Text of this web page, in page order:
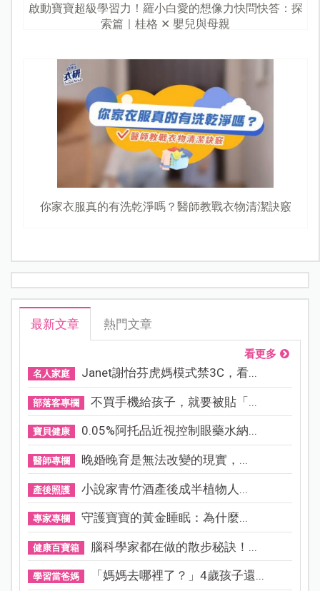
啟動寶寶超級學習力！羅小白愛的想像力快問快答：探
索篇｜桂格 ✕ 嬰兒與母親
你家衣服真的有洗乾淨嗎？醫師教戰衣物清潔訣竅
最新文章 熱門文章
看更多
名人家庭 Janet謝怡芬虎媽模式禁3C，看...
部落客專欄 不買手機給孩子，就要被貼「...
寶貝健康 0.05%阿托品近視控制眼藥水納...
醫師專欄 晚婚晚育是無法改變的現實，...
產後照護 小說家青竹酒產後成半植物人...
專家專欄 守護寶寶的黃金睡眠：為什麼...
健康百寶箱 腦科學家都在做的散步秘訣！...
學習當爸媽 「媽媽去哪裡了？」4歲孩子還...